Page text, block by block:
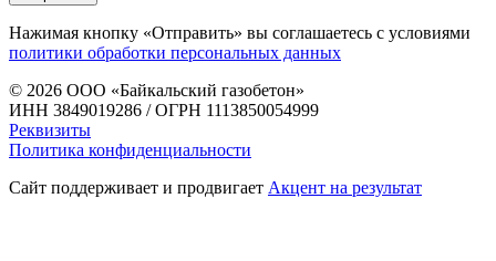
Нажимая кнопку «Отправить» вы соглашаетесь с условиями
политики обработки персональных данных
© 2026 ООО «Байкальский газобетон»
ИНН 3849019286 / ОГРН 1113850054999
Реквизиты
Политика конфиденциальности
Сайт поддерживает и продвигает Акцент на результат